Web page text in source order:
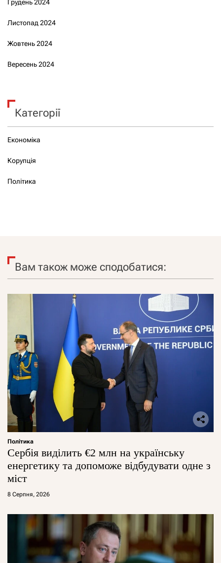
Грудень 2024
Листопад 2024
Жовтень 2024
Вересень 2024
Категорії
Економіка
Корупція
Політика
Вам також може сподобатися:
Політика
Сербія виділить €2 млн на українську
енергетику та допоможе відбудувати одне з
міст
8 Серпня, 2026